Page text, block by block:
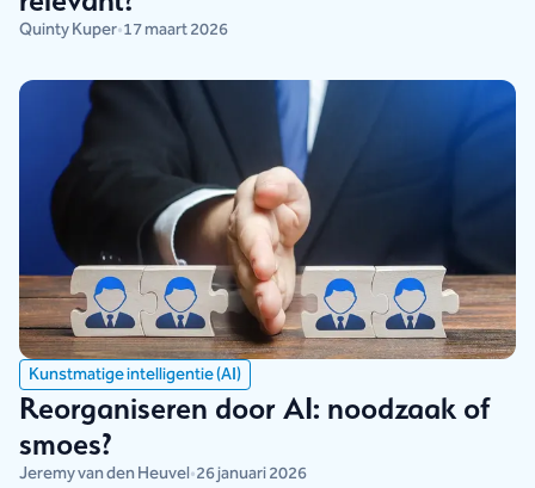
Quinty Kuper•17 maart 2026
Kunstmatige intelligentie (AI)
Reorganiseren door AI: noodzaak of
smoes?
Jeremy van den Heuvel•26 januari 2026